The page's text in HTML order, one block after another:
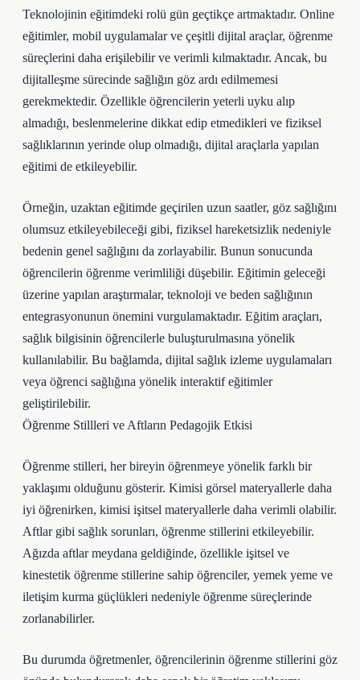
Teknolojinin eğitimdeki rolü gün geçtikçe artmaktadır. Online
eğitimler, mobil uygulamalar ve çeşitli dijital araçlar, öğrenme
süreçlerini daha erişilebilir ve verimli kılmaktadır. Ancak, bu
dijitalleşme sürecinde sağlığın göz ardı edilmemesi
gerekmektedir. Özellikle öğrencilerin yeterli uyku alıp
almadığı, beslenmelerine dikkat edip etmedikleri ve fiziksel
sağlıklarının yerinde olup olmadığı, dijital araçlarla yapılan
eğitimi de etkileyebilir.
Örneğin, uzaktan eğitimde geçirilen uzun saatler, göz sağlığını
olumsuz etkileyebileceği gibi, fiziksel hareketsizlik nedeniyle
bedenin genel sağlığını da zorlayabilir. Bunun sonucunda
öğrencilerin öğrenme verimliliği düşebilir. Eğitimin geleceği
üzerine yapılan araştırmalar, teknoloji ve beden sağlığının
entegrasyonunun önemini vurgulamaktadır. Eğitim araçları,
sağlık bilgisinin öğrencilerle buluşturulmasına yönelik
kullanılabilir. Bu bağlamda, dijital sağlık izleme uygulamaları
veya öğrenci sağlığına yönelik interaktif eğitimler
geliştirilebilir.
Öğrenme Stillleri ve Aftların Pedagojik Etkisi
Öğrenme stilleri, her bireyin öğrenmeye yönelik farklı bir
yaklaşımı olduğunu gösterir. Kimisi görsel materyallerle daha
iyi öğrenirken, kimisi işitsel materyallerle daha verimli olabilir.
Aftlar gibi sağlık sorunları, öğrenme stillerini etkileyebilir.
Ağızda aftlar meydana geldiğinde, özellikle işitsel ve
kinestetik öğrenme stillerine sahip öğrenciler, yemek yeme ve
iletişim kurma güçlükleri nedeniyle öğrenme süreçlerinde
zorlanabilirler.
Bu durumda öğretmenler, öğrencilerinin öğrenme stillerini göz